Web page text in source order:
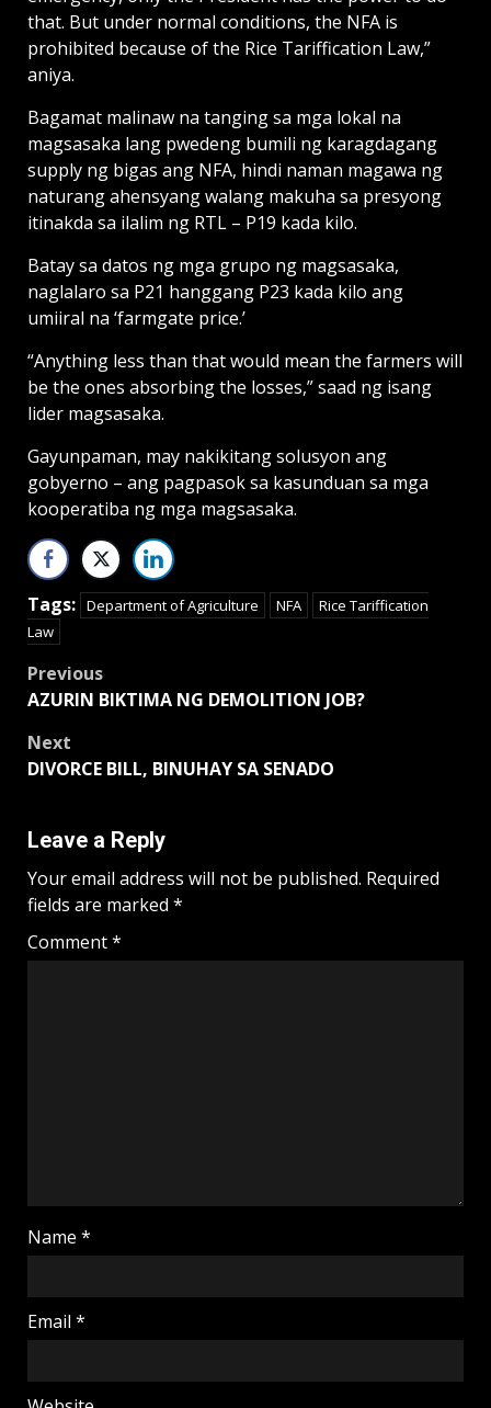
that. But under normal conditions, the NFA is
prohibited because of the Rice Tariffication Law,”
aniya.
Bagamat malinaw na tanging sa mga lokal na
magsasaka lang pwedeng bumili ng karagdagang
supply ng bigas ang NFA, hindi naman magawa ng
naturang ahensyang walang makuha sa presyong
itinakda sa ilalim ng RTL – P19 kada kilo.
Batay sa datos ng mga grupo ng magsasaka,
naglalaro sa P21 hanggang P23 kada kilo ang
umiiral na ‘farmgate price.’
“Anything less than that would mean the farmers will
be the ones absorbing the losses,” saad ng isang
lider magsasaka.
Gayunpaman, may nakikitang solusyon ang
gobyerno – ang pagpasok sa kasunduan sa mga
kooperatiba ng mga magsasaka.
Tags: Department of Agriculture NFA
Rice Tariffication
Law
Post
Previous
AZURIN BIKTIMA NG DEMOLITION JOB?
Next
DIVORCE BILL, BINUHAY SA SENADO
Leave a Reply
Your email address will not be published. Required
fields are marked *
Comment*
Name *
Email *